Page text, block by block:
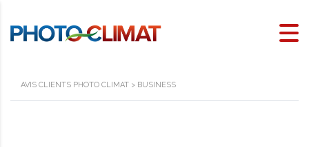
AVIS CLIENTS PHOTO CLIMAT > BUSINESS